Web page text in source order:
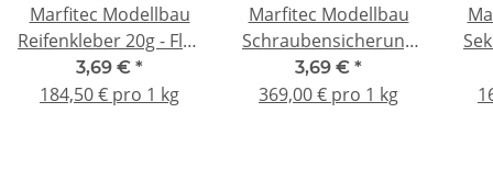
Marfitec Modellbau
Reifenkleber 20g - Flex
- Standard Verschluss
3,69 € *
184,50 € pro 1 kg
Marfitec Modellbau
Schraubensicherung
10g - niedrigfest
3,69 € *
369,00 € pro 1 kg